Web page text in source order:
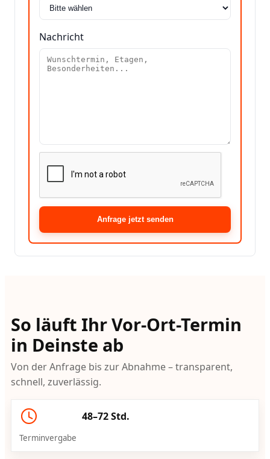
Nachricht
Anfrage jetzt senden
So läuft Ihr Vor-Ort-Termin
in Deinste ab
Von der Anfrage bis zur Abnahme – transparent,
schnell, zuverlässig.
48–72 Std.
Terminvergabe